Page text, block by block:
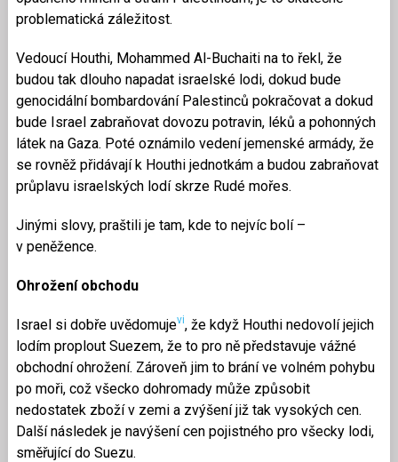
problematická záležitost.
Vedoucí Houthi, Mohammed Al-Buchaiti na to řekl, že
budou tak dlouho napadat israelské lodi, dokud bude
genocidální bombardování Palestinců pokračovat a dokud
bude Israel zabraňovat dovozu potravin, léků a pohonných
látek na Gaza. Poté oznámilo vedení jemenské armády, že
se rovněž přidávají k Houthi jednotkám a budou zabraňovat
průplavu israelských lodí skrze Rudé mořes.
Jinými slovy, praštili je tam, kde to nejvíc bolí –
v peněžence.
Ohrožení obchodu
Israel si dobře uvědomujevi, že když Houthi nedovolí jejich
lodím proplout Suezem, že to pro ně představuje vážné
obchodní ohrožení. Zároveň jim to brání ve volném pohybu
po moři, což všecko dohromady může způsobit
nedostatek zboží v zemi a zvýšení již tak vysokých cen.
Další následek je navýšení cen pojistného pro všecky lodi,
směřující do Suezu.